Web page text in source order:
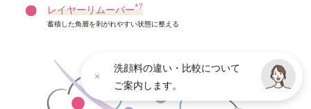
レイヤーリムーバー*7
蓄積した角層を剥がれやすい状態に整える
洗顔料の違い・比較について
ご案内します。